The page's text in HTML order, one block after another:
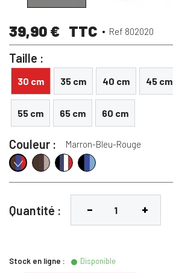
39,90 € TTC Ref 802020
Taille :
30 cm 35 cm 40 cm 45 cm
55 cm 65 cm 60 cm
Couleur : Marron-Bleu-Rouge
Marron-Bleu-Rouge
Marron-Choco-Taupe
Noir-Bleu-Blanc-Rouge
Noir-Marine-Ciel
Quantité :
Stock en ligne : Disponible